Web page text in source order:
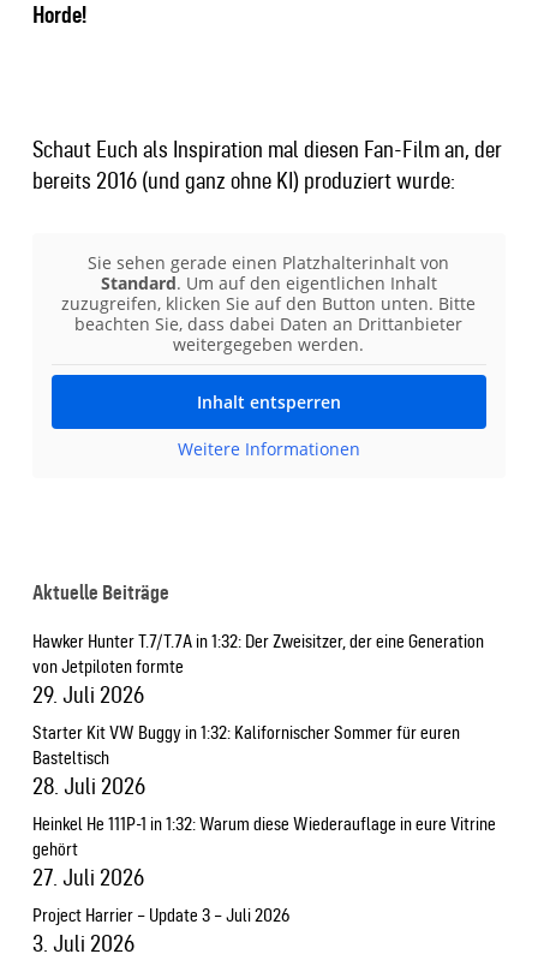
Horde!
Schaut Euch als Inspiration mal diesen Fan-Film an, der
bereits 2016 (und ganz ohne KI) produziert wurde:
Sie sehen gerade einen Platzhalterinhalt von
Standard. Um auf den eigentlichen Inhalt
zuzugreifen, klicken Sie auf den Button unten. Bitte
beachten Sie, dass dabei Daten an Drittanbieter
weitergegeben werden.
Inhalt entsperren
Weitere Informationen
Aktuelle Beiträge
Hawker Hunter T.7/T.7A in 1:32: Der Zweisitzer, der eine Generation
von Jetpiloten formte
29. Juli 2026
Starter Kit VW Buggy in 1:32: Kalifornischer Sommer für euren
Basteltisch
28. Juli 2026
Heinkel He 111P-1 in 1:32: Warum diese Wiederauflage in eure Vitrine
gehört
27. Juli 2026
Project Harrier – Update 3 – Juli 2026
3. Juli 2026